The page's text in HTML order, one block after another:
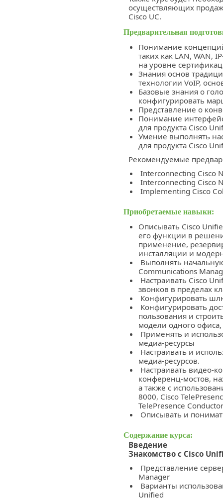
осуществляющих
Cisco UC.
Предварительная
Понимание
таких как LAN, WAN,
на уровне
Знания основ
технологии VoIP,
Базовые знания o
конфигурировать
Представление о
Понимание
для продукта Cisco
Умение выполнять
для продукта Cisco
Рекомендуемые
Interconnecting Cisco
Interconnecting Cisco
Implementing Cisco
Приобретаемые навыки:
Описывать Cisco
его функции в
применение,
инсталляции и
Выполнять
Communications
Настраивать Cisco
звонков в пределах
Конфигурировать
Конфигурировать
пользования и
модели одного офиса,
Применять и
медиа-ресурсы
Настраивать и
медиа-ресурсов.
Настраивать видео-
конференц-мостов,
a также с
8000, Cisco
TelePresence
Описывать и
Содержание курса:
Введение
Знакомство с Cisco
Представление
Manager
Варианты
Unified